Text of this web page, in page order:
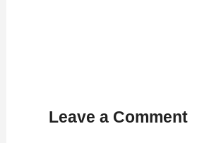
Leave a Comment